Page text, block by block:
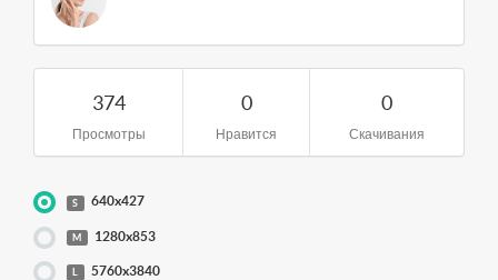
374
Просмотры
0
Нравится
0
Скачивания
S 640x427
M 1280x853
L 5760x3840